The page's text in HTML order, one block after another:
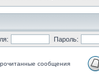
Пароль:
сообщения